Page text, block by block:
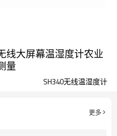
线大屏幕温湿度计农业
量
SH340无线温湿度计
更多